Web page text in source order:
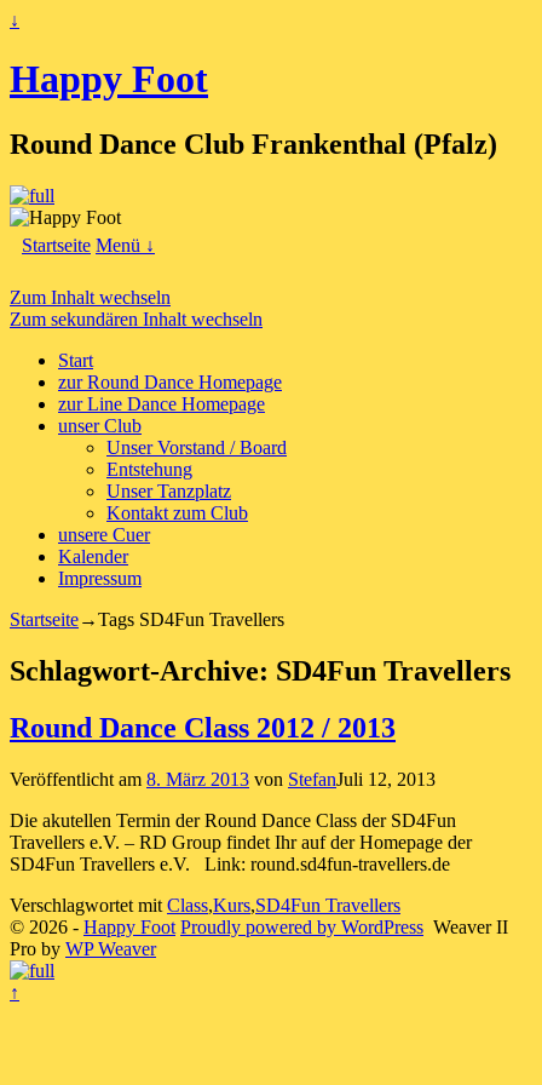
↓
Happy Foot
Round Dance Club Frankenthal (Pfalz)
Startseite Menü ↓
Zum Inhalt wechseln
Zum sekundären Inhalt wechseln
Start
zur Round Dance Homepage
zur Line Dance Homepage
unser Club
Unser Vorstand / Board
Entstehung
Unser Tanzplatz
Kontakt zum Club
unsere Cuer
Kalender
Impressum
Startseite→Tags SD4Fun Travellers
Schlagwort-Archive: SD4Fun Travellers
Round Dance Class 2012 / 2013
Veröffentlicht am 8. März 2013 von StefanJuli 12, 2013
Die akutellen Termin der Round Dance Class der SD4Fun
Travellers e.V. – RD Group findet Ihr auf der Homepage der
SD4Fun Travellers e.V. Link: round.sd4fun-travellers.de
Verschlagwortet mit Class,Kurs,SD4Fun Travellers
© 2026 - Happy Foot Proudly powered by WordPress Weaver II
Pro by WP Weaver
↑